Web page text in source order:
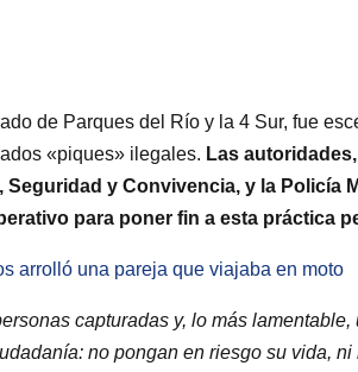
de Parques del Río y la 4 Sur, fue
«piques» ilegales. Las
y Convivencia, y la Policía
para poner fin a esta práctica
arrolló una pareja que viajaba en moto
capturadas y, lo más
no pongan en riesgo su vida,